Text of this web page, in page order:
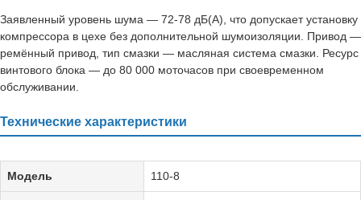
Заявленный уровень шума — 72-78 дБ(А), что допускает установку
компрессора в цехе без дополнительной шумоизоляции. Привод —
ремённый привод, тип смазки — масляная система смазки. Ресурс
винтового блока — до 80 000 моточасов при своевременном
обслуживании.
Технические характеристики
Модель 110-8